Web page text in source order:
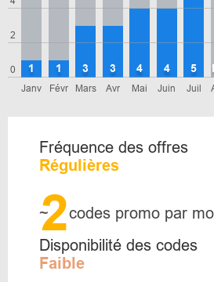
0
2
Janv
1
Févr
1
Mars
3
Avr
3
Mai
4
Juin
4
Juil
5
Fréquence des offres
Régulières
~
2codes promo par
Disponibilité des codes
Faible